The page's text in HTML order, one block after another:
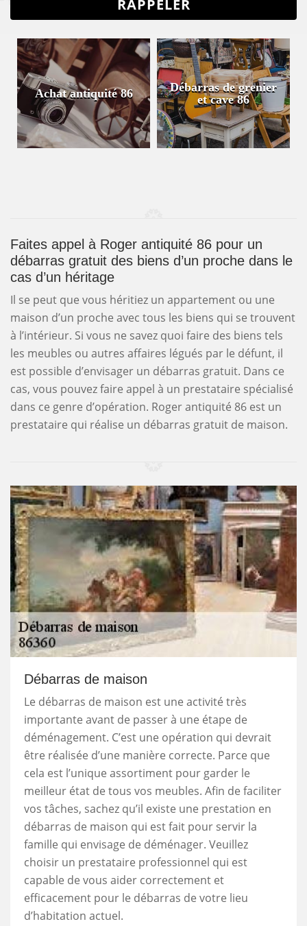
Achat antiquité 86
Débarras de grenier
et cave 86
Faites appel à Roger antiquité 86 pour un
débarras gratuit des biens d’un proche dans le
cas d’un héritage
Il se peut que vous héritiez un appartement ou une
maison d’un proche avec tous les biens qui se trouvent
à l’intérieur. Si vous ne savez quoi faire des biens tels
les meubles ou autres affaires légués par le défunt, il
est possible d’envisager un débarras gratuit. Dans ce
cas, vous pouvez faire appel à un prestataire spécialisé
dans ce genre d’opération. Roger antiquité 86 est un
prestataire qui réalise un débarras gratuit de maison.
Débarras de maison
Le débarras de maison est une activité très
importante avant de passer à une étape de
déménagement. C’est une opération qui devrait
être réalisée d’une manière correcte. Parce que
cela est l’unique assortiment pour garder le
meilleur état de tous vos meubles. Afin de faciliter
vos tâches, sachez qu’il existe une prestation en
débarras de maison qui est fait pour servir la
famille qui envisage de déménager. Veuillez
choisir un prestataire professionnel qui est
capable de vous aider correctement et
efficacement pour le débarras de votre lieu
d’habitation actuel.